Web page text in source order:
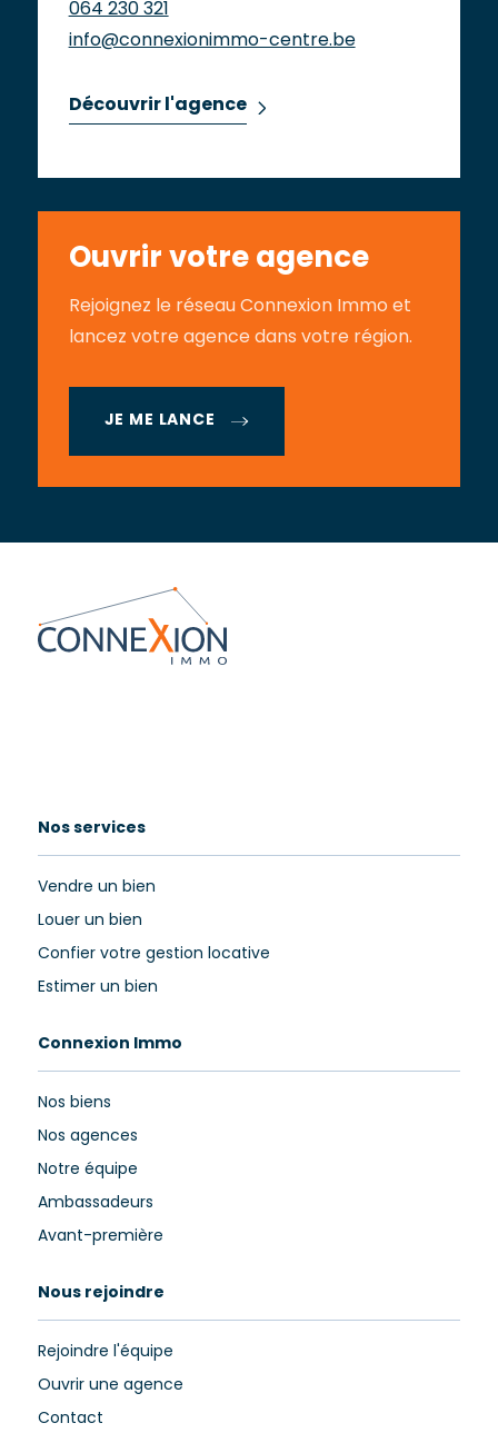
064 230 321
info@connexionimmo-centre.be
Découvrir l'agence
Ouvrir votre agence
Rejoignez le réseau Connexion Immo et
lancez votre agence dans votre région.
JE ME LANCE
Nos services
Vendre un bien
Louer un bien
Confier votre gestion locative
Estimer un bien
Connexion Immo
Nos biens
Nos agences
Notre équipe
Ambassadeurs
Avant-première
Nous rejoindre
Rejoindre l'équipe
Ouvrir une agence
Contact